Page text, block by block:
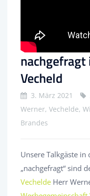
nachgefragt
Vecheld
3. März 2021
Werner, Vechelde,
Brandes
Unsere Talkgäste in
„nachgefragt“ sind
Vechelde Herr